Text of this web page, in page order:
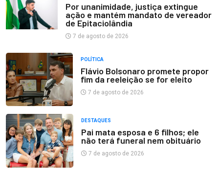
Por unanimidade, justiça extingue
ação e mantém mandato de vereador
de Epitaciolândia
7 de agosto de 2026
POLÍTICA
Flávio Bolsonaro promete propor
fim da reeleição se for eleito
7 de agosto de 2026
DESTAQUES
Pai mata esposa e 6 filhos; ele
não terá funeral nem obituário
7 de agosto de 2026